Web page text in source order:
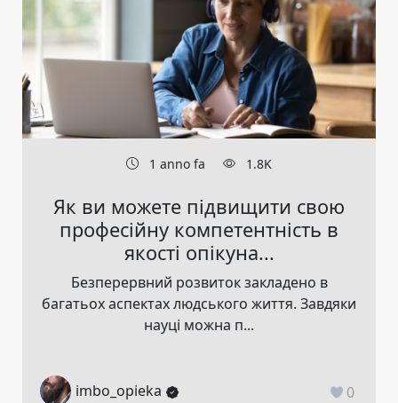
1 anno fa 1.8K
Як ви можете підвищити свою
професійну компетентність в
якості опікуна...
Безперервний розвиток закладено в
багатьох аспектах людського життя. Завдяки
науці можна п...
imbo_opieka 0